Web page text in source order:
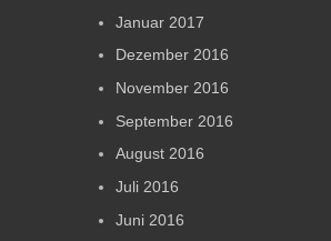
Januar 2017
Dezember 2016
November 2016
September 2016
August 2016
Juli 2016
Juni 2016